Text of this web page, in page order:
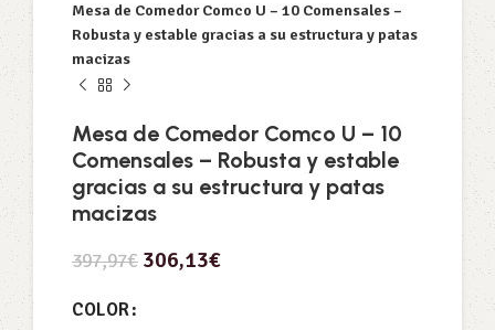
Mesa de Comedor Comco U – 10 Comensales –
Robusta y estable gracias a su estructura y patas
macizas
Mesa de Comedor Comco U – 10
Comensales – Robusta y estable
gracias a su estructura y patas
macizas
397,97€ 306,13€
COLOR